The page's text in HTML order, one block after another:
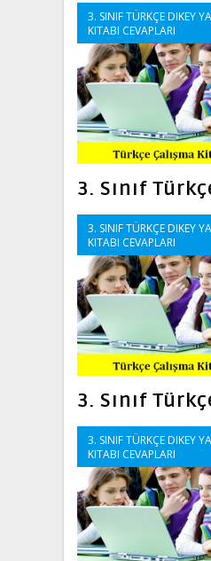
3. SINIF TÜRKÇE DIKEY
KITABI CEVAPLARI
3. Sınıf
3. SINIF TÜRKÇE DIKEY
KITABI CEVAPLARI
3. Sınıf
3. SINIF TÜRKÇE DIKEY
KITABI CEVAPLARI